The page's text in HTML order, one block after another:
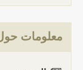
معلومات حول: